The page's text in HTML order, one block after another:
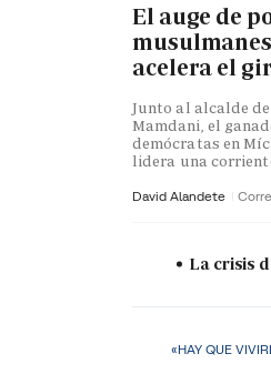
El auge de
musulmanes
acelera el
Junto al alcalde
Mamdani, el
demócratas en
lidera una
David Alandete
La crisis
«HAY QUE